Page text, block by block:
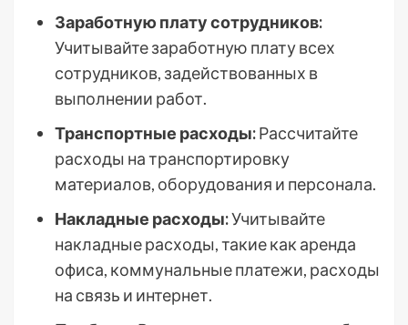
Заработную плату сотрудников:
Учитывайте заработную плату всех
сотрудников, задействованных в
выполнении работ.
Транспортные расходы:Рассчитайте
расходы на транспортировку
материалов, оборудования и персонала.
Накладные расходы:Учитывайте
накладные расходы, такие как аренда
офиса, коммунальные платежи, расходы
на связь и интернет.